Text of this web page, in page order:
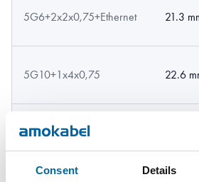
Consent Details
5G6+2x2x0,75+Ethernet 21.3
5G10+1x4x0,75 22.6
5G10+1x4x0,75+Ethernet